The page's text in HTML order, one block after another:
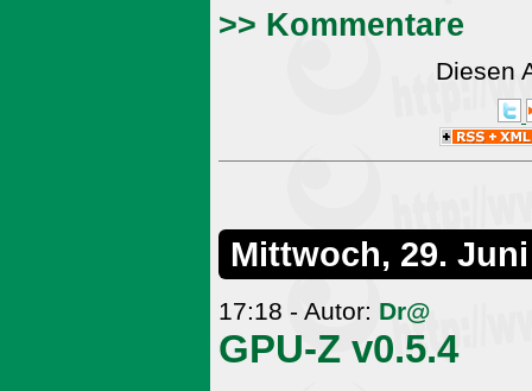
>> Kommentare
Diesen
Mittwoch, 29. Juni
17:18 - Autor: Dr@
GPU-Z v0.5.4